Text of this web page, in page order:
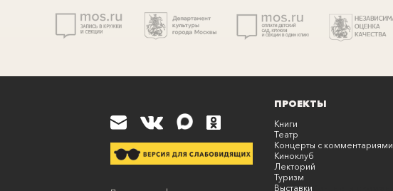
ПРОЕКТЫ
Книги
Театр
Концерты с комментариями
Киноклуб
Лекторий
Туризм
Выставки